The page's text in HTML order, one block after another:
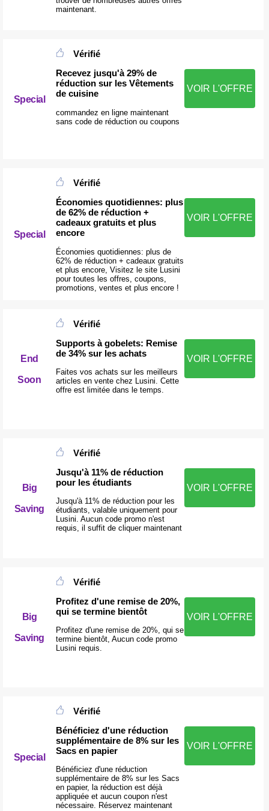
maintenant.
Special
Vérifié
Recevez jusqu'à 29% de
réduction sur les Vêtements
de cuisine
commandez en ligne maintenant
sans code de réduction ou coupons
VOIR L'OFFRE
Special
Vérifié
Économies quotidiennes: plus
de 62% de réduction +
cadeaux gratuits et plus
encore
Économies quotidiennes: plus de
62% de réduction + cadeaux gratuits
et plus encore, Visitez le site Lusini
pour toutes les offres, coupons,
promotions, ventes et plus encore !
VOIR L'OFFRE
End
Soon
Vérifié
Supports à gobelets: Remise
de 34% sur les achats
Faites vos achats sur les meilleurs
articles en vente chez Lusini. Cette
offre est limitée dans le temps.
VOIR L'OFFRE
Big
Saving
Vérifié
Jusqu'à 11% de réduction
pour les étudiants
Jusqu'à 11% de réduction pour les
étudiants, valable uniquement pour
Lusini. Aucun code promo n'est
requis, il suffit de cliquer maintenant
VOIR L'OFFRE
Big
Saving
Vérifié
Profitez d'une remise de 20%,
qui se termine bientôt
Profitez d'une remise de 20%, qui se
termine bientôt, Aucun code promo
Lusini requis.
VOIR L'OFFRE
Special
Vérifié
Bénéficiez d'une réduction
supplémentaire de 8% sur les
Sacs en papier
Bénéficiez d'une réduction
supplémentaire de 8% sur les Sacs
en papier, la réduction est déjà
appliquée et aucun coupon n'est
nécessaire. Réservez maintenant
VOIR L'OFFRE